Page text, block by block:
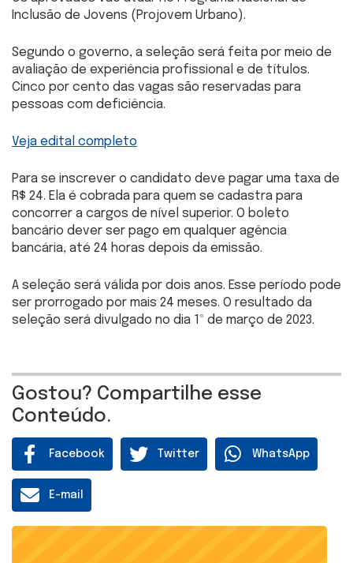
Inclusão de Jovens (Projovem Urbano).
Segundo o governo, a seleção será feita por meio de
avaliação de experiência profissional e de títulos.
Cinco por cento das vagas são reservadas para
pessoas com deficiência.
Veja edital completo
Para se inscrever o candidato deve pagar uma taxa de
R$ 24. Ela é cobrada para quem se cadastra para
concorrer a cargos de nível superior. O boleto
bancário dever ser pago em qualquer agência
bancária, até 24 horas depois da emissão.
A seleção será válida por dois anos. Esse período pode
ser prorrogado por mais 24 meses. O resultado da
seleção será divulgado no dia 1º de março de 2023.
Gostou? Compartilhe esse
Conteúdo.
Facebook Twitter WhatsApp
E-mail